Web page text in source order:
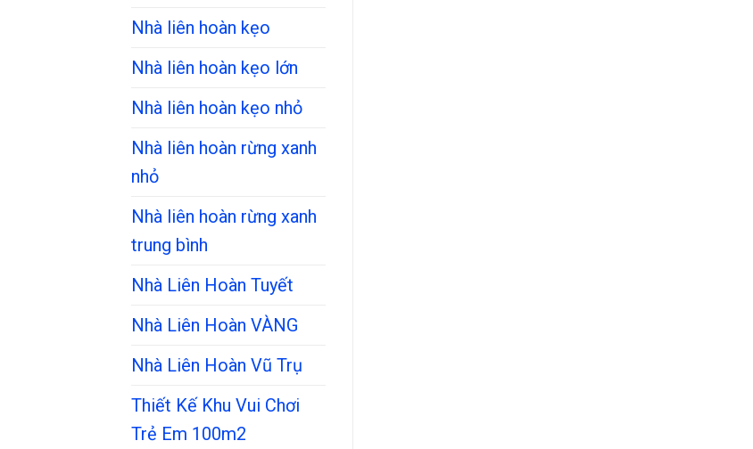
Nhà liên hoàn kẹo
Nhà liên hoàn kẹo lớn
Nhà liên hoàn kẹo nhỏ
Nhà liên hoàn rừng xanh
nhỏ
Nhà liên hoàn rừng xanh
trung bình
Nhà Liên Hoàn Tuyết
Nhà Liên Hoàn VÀNG
Nhà Liên Hoàn Vũ Trụ
Thiết Kế Khu Vui Chơi
Trẻ Em 100m2